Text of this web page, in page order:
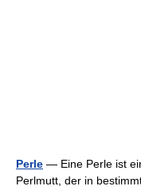
Perle — Eine Perle ist
Perlmutt, der in